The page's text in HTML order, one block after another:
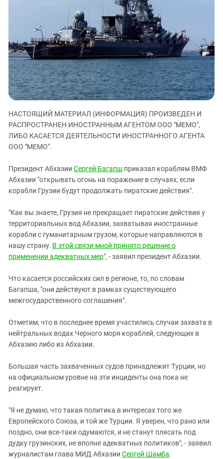
ЗАСТАВЛЯЕТ
КАВКАЗ ЗА ПАЛЕСТИНУ
ИНАКОМЫСЛИЕ В ЧЕЧНЕ
ПРЕСЛЕДОВАНИЕ АКТИВИСТОВ
МОБИЛИЗАЦИЯ И ПРОТЕСТЫ
Ингушетия
Кабардино-Балкария
Калмыкия
Карачаево-Черкесия
Краснодарский край
Нагорный Карабах
Российская Федерация
Ростовская область
Северная Осетия - Алания
Ставропольский край
Чечня
Южная Осетия
Южный Кавказ
ЮФО
НАСТОЯЩИЙ МАТЕРИАЛ (ИНФОРМАЦИЯ) ПРОИЗВЕДЕН И
РАСПРОСТРАНЕН ИНОСТРАННЫМ АГЕНТОМ ООО "МЕМО",
ЛИБО КАСАЕТСЯ ДЕЯТЕЛЬНОСТИ ИНОСТРАННОГО АГЕНТА
ООО "МЕМО".
Президент Абхазии Сергей Багапш приказал кораблям ВМФ
Абхазии "открывать огонь на поражение в случаях, если
корабли Грузии будут продолжать пиратские действия".
"Как вы знаете, Грузия не прекращает пиратские действия у
территориальных вод Абхазии, захватывая иностранные
корабли с гуманитарным грузом, которые направляются в
нашу страну. В этой связи мной принято решение о
применении адекватных мер", - заявил президент Абхазии.
Что касается российских сил в регионе, то, по словам
Багапша, "они действуют в рамках существующего
межгосударственного соглашения".
Отметим, что в последнее время участились случаи захвата в
нейтральных водах Черного моря кораблей, следующих в
Абхазию либо из Абхазии.
Большая часть захваченных судов принадлежит Турции, но
на официальном уровне на эти инциденты она пока не
реагирует.
"Я не думаю, что такая политика в интересах того же
Европейского Союза, и той же Турции. Я уверен, что рано или
поздно, они все-таки одумаются, и не станут плясать под
дудку грузинских, не вполне адекватных политиков", - заявил
журналистам глава МИД Абхазии Сергей Шамба.